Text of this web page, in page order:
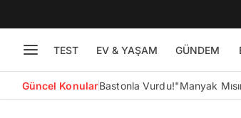
TEST EV & YAŞAM GÜNDEM
Güncel KonularBastonla Vurdu!"Manyak